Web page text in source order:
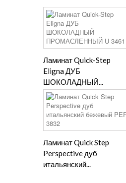
Ламинат Quick-Step
Eligna ДУБ
ШОКОЛАДНЫЙ...
Ламинат Quick Step
Perspective дуб
итальянский...